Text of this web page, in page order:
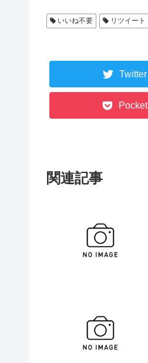
いいね不要 リツイート
Twitter
Pocket
関連記事